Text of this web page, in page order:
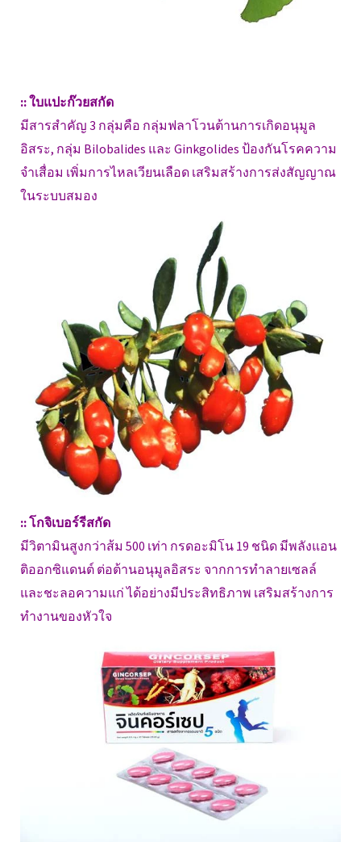
:: ใบแปะก๊วยสกัด
มีสารสำคัญ 3 กลุ่มคือ กลุ่มฟลาโวนต้านการเกิดอนุมูล
อิสระ, กลุ่ม Bilobalides และ Ginkgolides ป้องกันโรคความ
จำเสื่อม เพิ่มการไหลเวียนเลือด เสริมสร้างการส่งสัญญาณ
ในระบบสมอง
:: โกจิเบอร์รีสกัด
มีวิตามินสูงกว่าส้ม 500 เท่า กรดอะมิโน 19 ชนิด มีพลังแอน
ติออกซิแดนต์ ต่อต้านอนุมูลอิสระ จากการทำลายเซลล์
และชะลอความแก่ ได้อย่างมีประสิทธิภาพ เสริมสร้างการ
ทำงานของหัวใจ